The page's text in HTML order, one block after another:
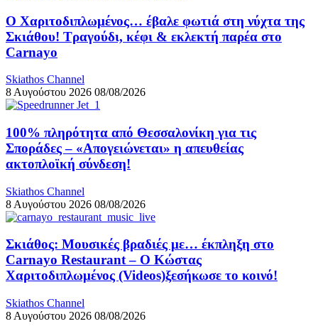
Ο Χαριτοδιπλωμένος… έβαλε φωτιά στη νύχτα της
Σκιάθου! Τραγούδι, κέφι & εκλεκτή παρέα στο
Carnayo
Skiathos Channel
8 Αυγούστου 2026 08/08/2026
100% πληρότητα από Θεσσαλονίκη για τις
Σποράδες – «Απογειώνεται» η απευθείας
ακτοπλοϊκή σύνδεση!
Skiathos Channel
8 Αυγούστου 2026 08/08/2026
Σκιάθος: Μουσικές βραδιές με… έκπληξη στο
Carnayo Restaurant – Ο Κώστας
Χαριτοδιπλωμένος (Videos)ξεσήκωσε το κοινό!
Skiathos Channel
8 Αυγούστου 2026 08/08/2026